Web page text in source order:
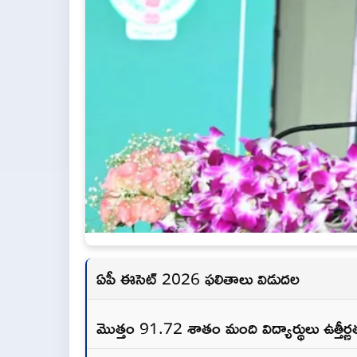
ఏపీ ఈసెట్ 2026 ఫలితాలు విడుదల
మొత్తం 91.72 శాతం మంది విద్యార్థులు